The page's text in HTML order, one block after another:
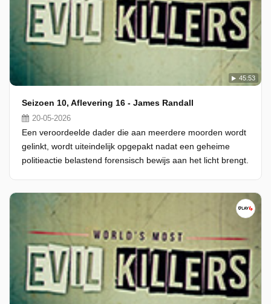
45:53
Seizoen 10, Aflevering 16 - James Randall
20-05-2026
Een veroordeelde dader die aan meerdere moorden wordt
gelinkt, wordt uiteindelijk opgepakt nadat een geheime
politieactie belastend forensisch bewijs aan het licht brengt.